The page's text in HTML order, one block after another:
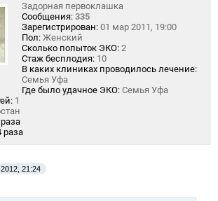
Задорная первоклашка
Сообщения: 335
Зарегистрирован: 01 мар 2011, 19:00
Пол: Женский
Сколько попыток ЭКО: 2
Стаж бесплодия: 10
В каких клиниках проводилось лечение:
Семья Уфа
Где было удачное ЭКО: Семья Уфа
1
раза
21:24